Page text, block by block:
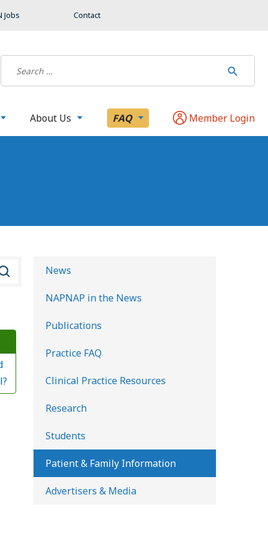
Jobs Contact
About Us FAQ Member Login
News
NAPNAP in the News
Publications
Practice FAQ
Clinical Practice Resources
Research
Students
Patient & Family Information
Advertisers & Media